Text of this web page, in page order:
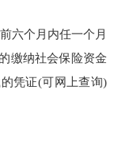
六个月内任一个月
缴纳社会保险资金
凭证(可网上查询)